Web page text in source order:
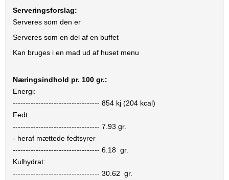
Serveringsforslag:
Serveres som den er
Serveres som en del af en buffet
Kan bruges i en mad ud af huset menu
Næringsindhold pr. 100 gr.:
Energi:
---------------------------------- 854 kj (204 kcal)
Fedt:
---------------------------------- 7.93 gr.
- heraf mættede fedtsyrer
---------------------------------- 6.18 gr.
Kulhydrat:
---------------------------------- 30.62 gr.